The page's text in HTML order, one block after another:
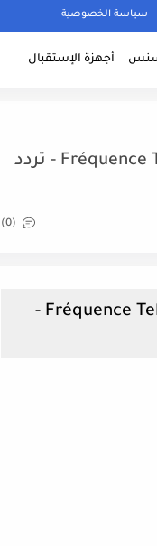
سياسة الخصوصية
أجهزة الإستقبال
Fréquence Telekom Sport 4 Channel Sur Le Satellite Hellas Sat 3 (39.0°E) - تردد
(0)
Fréquence Telekom Sport 4 Channel Sur Le Satellite Hellas Sat 3 (39.0°E) -